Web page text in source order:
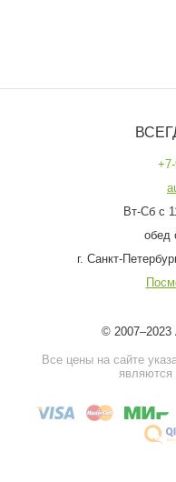
Вт-Сб с
обед
г. Санкт-
©
Все цены на сайте
являются